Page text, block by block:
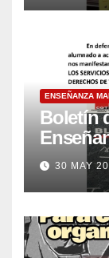
ENSEÑANZA
Boletín
30 MAY